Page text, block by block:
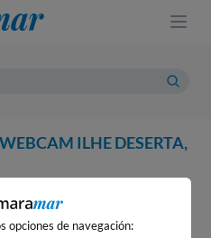
ILHE DESERTA,
METEOROLOGÍA
opciones de navegación: